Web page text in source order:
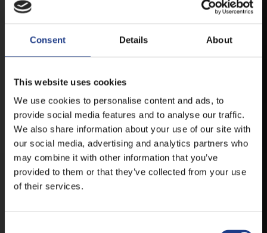
Consent Details About
This website uses cookies
We use cookies to personalise content and ads, to
provide social media features and to analyse our traffic.
We also share information about your use of our site with
our social media, advertising and analytics partners who
may combine it with other information that you’ve
provided to them or that they’ve collected from your use
of their services.
JEGYEK